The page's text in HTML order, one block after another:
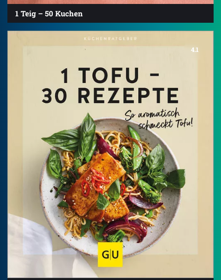
1 Teig – 50 Kuchen
4.1